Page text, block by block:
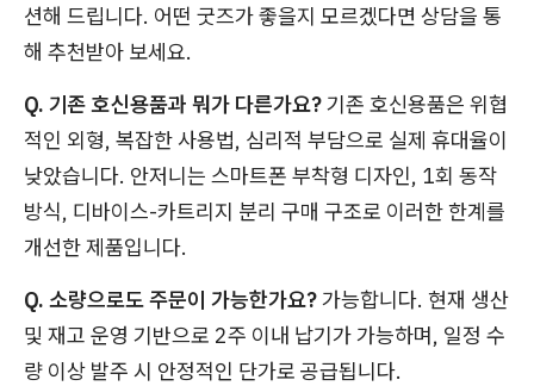
션해 드립니다. 어떤 굿즈가 좋을지 모르겠다면 상담을 통
해 추천받아 보세요.
Q. 기존 호신용품과 뭐가 다른가요?기존 호신용품은 위협
적인 외형, 복잡한 사용법, 심리적 부담으로 실제 휴대율이
낮았습니다. 안저니는 스마트폰 부착형 디자인, 1회 동작
방식, 디바이스-카트리지 분리 구매 구조로 이러한 한계를
개선한 제품입니다.
Q. 소량으로도 주문이 가능한가요?가능합니다. 현재 생산
및 재고 운영 기반으로 2주 이내 납기가 가능하며, 일정 수
량 이상 발주 시 안정적인 단가로 공급됩니다.